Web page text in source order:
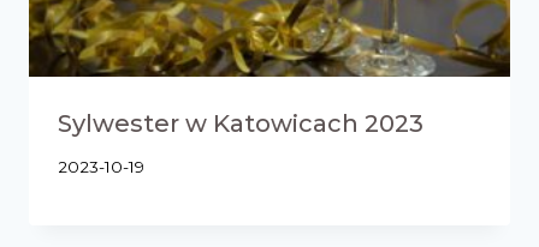
Sylwester w Katowicach 2023
2023-10-19